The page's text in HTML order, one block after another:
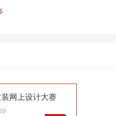
网上设计大赛